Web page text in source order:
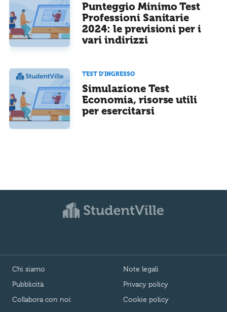
Punteggio Minimo Test
Professioni Sanitarie
2024: le previsioni per i
vari indirizzi
TEST D'INGRESSO
Simulazione Test
Economia, risorse utili
per esercitarsi
Chi siamo
Pubblicità
Collabora con noi
Note legali
Privacy policy
Cookie policy